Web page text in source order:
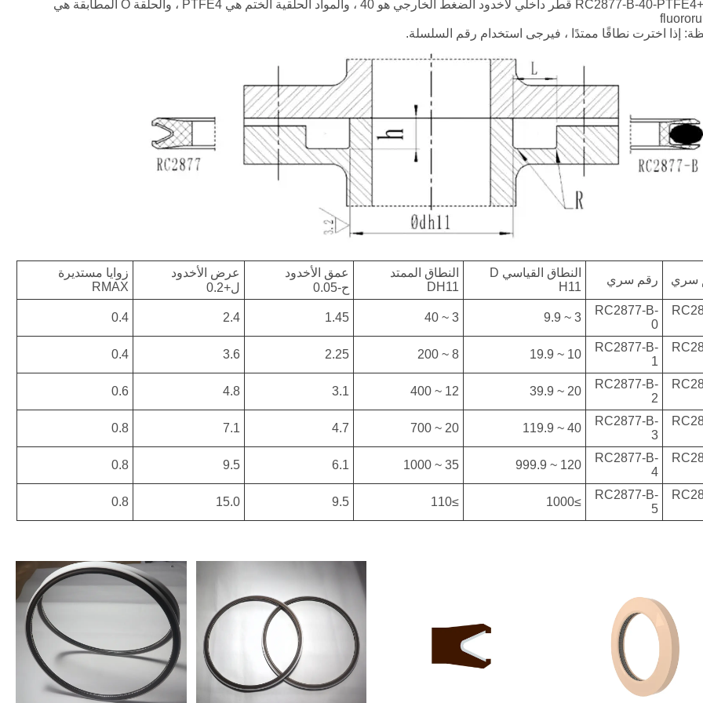
RC2877-B-40-PTFE4+R02 قطر داخلي لأخدود الضغط الخارجي هو 40 ، والمواد الحلقية الختم هي PTFE4 ، والحلقة O المطابقة هي
إذا اخترت نطاقًا ممتدًا ، فيرجى استخدام رقم السلسلة.
سري رقم سري
النطاق القياسي D
H11
النطاق الممتد
DH11
عمق الأخدود
ح-0.05
عرض الأخدود
ل+0.2
زوايا مستديرة
RMAX
RC2877-B-
0
3 ~ 9.9
3 ~ 40
1.45
2.4
0.4
RC2877-B-
1
10 ~ 19.9
8 ~ 200
2.25
3.6
0.4
RC2877-B-
2
20 ~ 39.9
12 ~ 400
3.1
4.8
0.6
RC2877-B-
3
40 ~ 119.9
20 ~ 700
4.7
7.1
0.8
RC2877-B-
4
120 ~ 999.9
35 ~ 1000
6.1
9.5
0.8
RC2877-B-
5
≥1000
≥110
9.5
15.0
0.8